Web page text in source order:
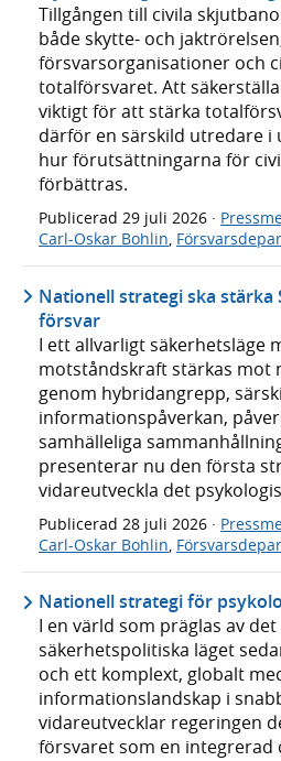
Tillgången till civila
både skytte- och
försvarsorganisationer och
totalförsvaret. Att
viktigt för att stärka
därför en särskild utredare i
hur förutsättningarna för
förbättras.
Publicerad 29 juli 2026 ·
Carl-Oskar Bohlin,
Nationell strategi ska stärka
försvar
I ett allvarligt säkerhetsläge
motståndskraft stärkas mot
genom hybridangrepp,
informationspåverkan,
samhälleliga
presenterar nu den första
vidareutveckla det
Publicerad 28 juli 2026 ·
Carl-Oskar Bohlin
Nationell strategi för
I en värld som präglas av
säkerhetspolitiska läget
och ett komplext, globalt
informationslandskap i
vidareutvecklar regeringen
försvaret som en integrerad